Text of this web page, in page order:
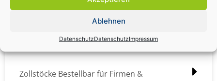
Ablehnen
DatenschutzDatenschutzImpressum
Zollstock Druckdatencheck / Profidatencheck
Zollstöcke Bestellbar für Firmen &